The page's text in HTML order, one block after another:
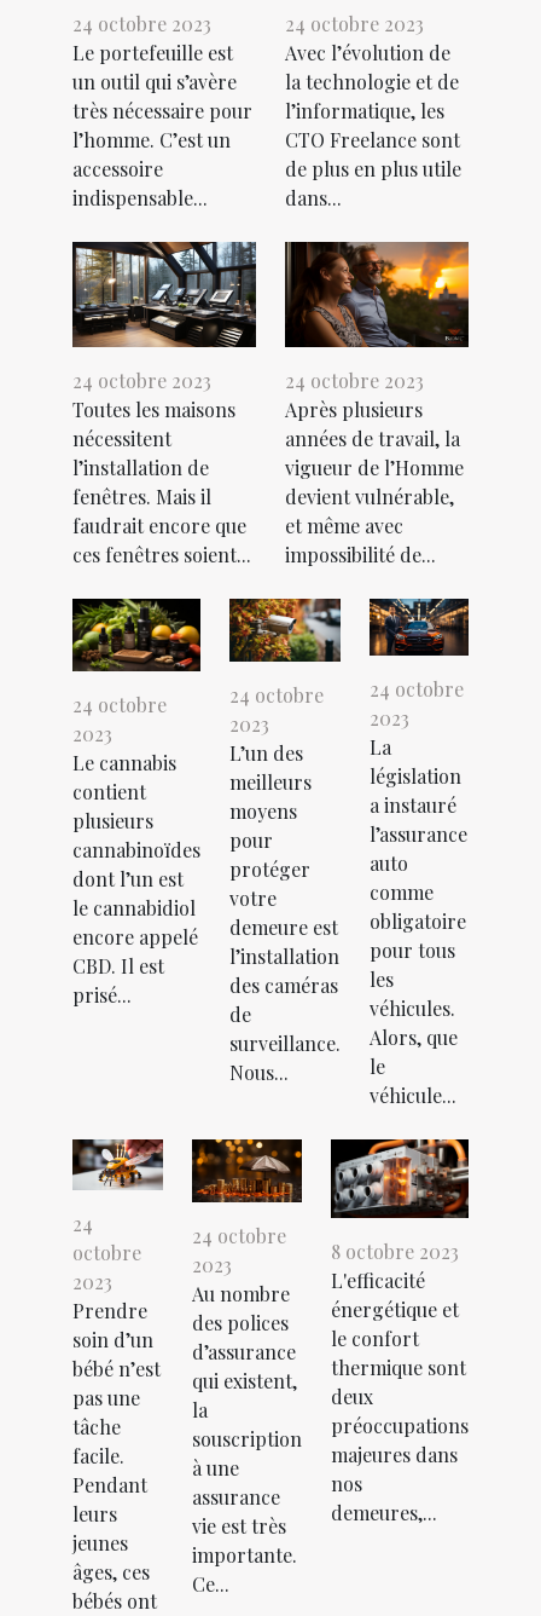
24 octobre 2023
Le portefeuille est
un outil qui s’avère
très nécessaire pour
l’homme. C’est un
accessoire
indispensable...
24 octobre 2023
Avec l’évolution de
la technologie et de
l’informatique, les
CTO Freelance sont
de plus en plus utile
dans...
24 octobre 2023
Toutes les maisons
nécessitent
l’installation de
fenêtres. Mais il
faudrait encore que
ces fenêtres soient...
24 octobre 2023
Après plusieurs
années de travail, la
vigueur de l’Homme
devient vulnérable,
et même avec
impossibilité de...
24 octobre
2023
Le cannabis
contient
plusieurs
cannabinoïdes
dont l’un est
le cannabidiol
encore appelé
CBD. Il est
prisé...
24 octobre
2023
L’un des
meilleurs
moyens
pour
protéger
votre
demeure est
l’installation
des caméras
de
surveillance.
Nous...
24 octobre
2023
La
législation
a instauré
l’assurance
auto
comme
obligatoire
pour tous
les
véhicules.
Alors, que
le
véhicule...
24
octobre
2023
Prendre
soin d’un
bébé n’est
pas une
tâche
facile.
Pendant
leurs
jeunes
âges, ces
bébés ont
24 octobre
2023
Au nombre
des polices
d’assurance
qui existent,
la
souscription
à une
assurance
vie est très
importante.
Ce...
8 octobre 2023
L'efficacité
énergétique et
le confort
thermique sont
deux
préoccupations
majeures dans
nos
demeures,...